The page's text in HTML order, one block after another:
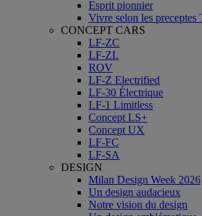
Esprit pionnier
Vivre selon les preceptes
CONCEPT CARS
LF-ZC
LF-ZL
ROV
LF-Z Electrified
LF-30 Électrique
LF-1 Limitless
Concept LS+
Concept UX
LF-FC
LF-SA
DESIGN
Milan Design Week 2026
Un design audacieux
Notre vision du design